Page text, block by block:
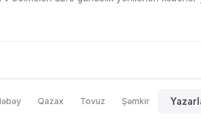
Qazax Tovuz Şəmkir